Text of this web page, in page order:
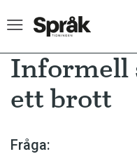
Artiklar
Informell
ett brott
Fråga: